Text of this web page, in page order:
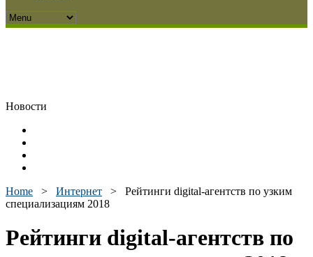
Новости
Home > Интернет > Рейтинги digital-агентств по узким
специализациям 2018
Рейтинги digital-агентств по